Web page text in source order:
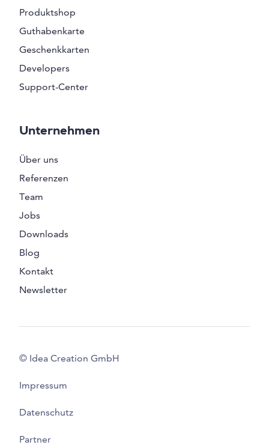
Produktshop
Guthabenkarte
Geschenkkarten
Developers
Support-Center
Unternehmen
Über uns
Referenzen
Team
Jobs
Downloads
Blog
Kontakt
Newsletter
© Idea Creation GmbH
Impressum
Datenschutz
Partner